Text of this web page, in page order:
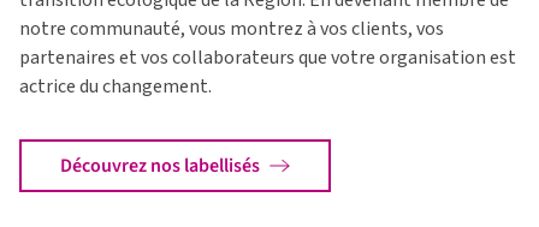
notre communauté, vous montrez à vos clients, vos
partenaires et vos collaborateurs que votre organisation est
actrice du changement.
Découvrez nos labellisés